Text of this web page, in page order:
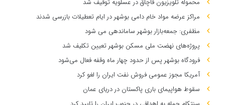
محموله تلویزیون قاچاق در عسلویه توقیف شد
مراکز عرضه مواد خام دامی بوشهر در ایام تعطیلات بازرسی شدند
مظفری: جمعه‌بازار بوشهر ساماندهی می‌ شود
پروژه‌های نهضت ملی مسکن بوشهر تعیین تکلیف شد
فرودگاه بوشهر پس از حدود چهار ماه وقفه فعال می‌شود
آمریکا مجوز عمومی فروش نفت ایران را لغو کرد
سقوط هواپیمای باری پاکستان در دریای عمان